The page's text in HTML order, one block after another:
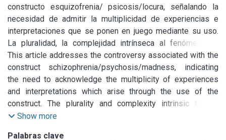
constructo esquizofrenia/ psicosis/locura, señalando la
necesidad de admitir la multiplicidad de experiencias e
interpretaciones que se ponen en juego mediante su uso.
La pluralidad, la complejidad intrínseca al fenómeno, la
disconformidad en sus posibles significados y el valor de
las experiencias en primera persona, se indican como
dimensiones cuyo reconocimiento resulta indispensable
tanto en la comprensión del malestar como en su
enfrentamiento socioeducativo. A partir de entrevistas
realizadas entre septiembre de 2013 y mayo de 2014 a
This article addresses the controversy associated with the
construct schizophrenia/psychosis/madness, indicating
the need to acknowledge the multiplicity of experiences
and interpretations which arise through the use of the
construct. The plurality and complexity intrinsic to the
phenomenon, the discrepancies in its possible meanings
Show more
Palabras clave